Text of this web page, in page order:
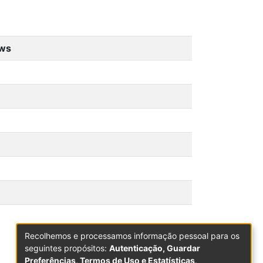
Recolhemos e processamos informação pessoal para os
seguintes propósitos: Autenticação, Guardar
Preferências, Termos de Uso e Estatísticas.